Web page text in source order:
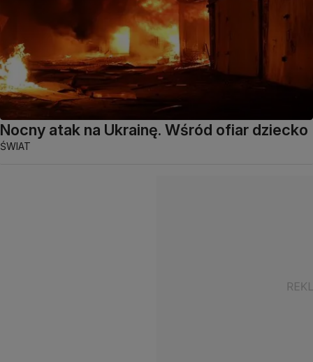
Nocny atak na Ukrainę. Wśród ofiar dziecko
ŚWIAT